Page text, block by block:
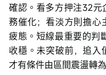
確認。看多方押注32元
務催化；看淡方則擔心
疲態。短線最重要的判
收穩。未突破前，追入
才有條件由區間震盪轉